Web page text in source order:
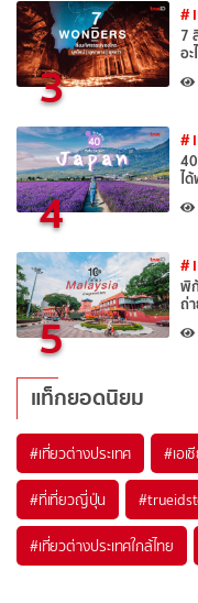
3
#
7
อ
4
#
ไ
5
#
พิ
ถ่
แท็กยอดนิยม
#เที่ยวต่างประเทศ #เอเ
#ที่เที่ยวญี่ปุ่น
#เที่ยวต่างประเทศใกล้ไทย